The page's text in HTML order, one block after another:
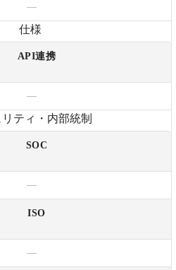
—
仕様
API連携
—
ティ・内部統制
SOC
—
ISO
—